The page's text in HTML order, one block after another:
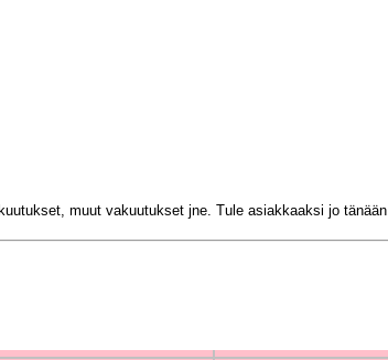
muut vakuutukset jne. Tule asiakkaaksi jo tänään.